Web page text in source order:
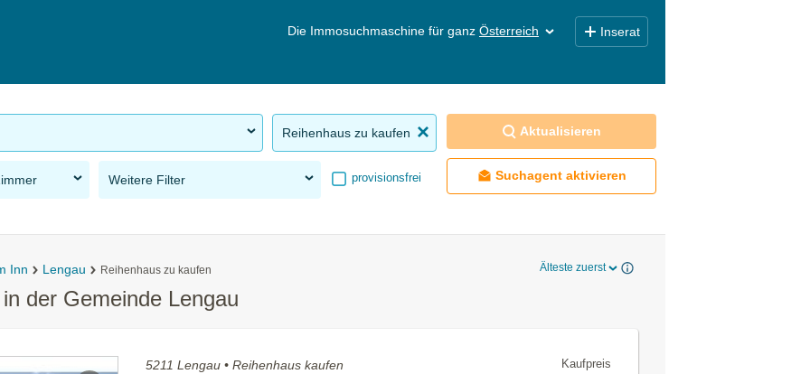
Die Immosuchmaschine für ganz Österreich Inserat
Reihenhaus zu kaufen
Weitere Filter provisionsfrei
Aktualisieren
Suchagent aktivieren
Inn Lengau Reihenhaus zu kaufen Älteste zuerst
der Gemeinde Lengau
5211 Lengau • Reihenhaus kaufen Kaufpreis